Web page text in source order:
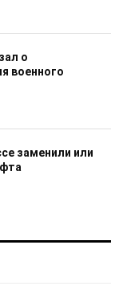
о
военного
заменили или